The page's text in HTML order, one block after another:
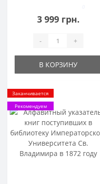
3 999 грн.
- +
В КОРЗИНУ
Заканчивается
Рекомендуем